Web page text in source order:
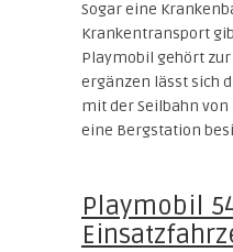
Sogar eine
Krankentransport
Playmobil gehört zur
ergänzen lässt sich
mit der Seilbahn
eine Bergstation
Playmobil